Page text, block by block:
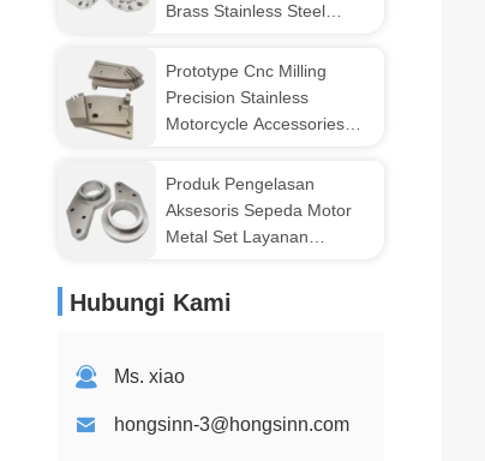
Brass Stainless Steel
Prototype Cnc Milling
Precision Stainless
Motorcycle Accessories
Produk Pengelasan
Aksesoris Sepeda Motor
Metal Set Layanan
Pembuatan
Hubungi Kami
Ms. xiao
hongsinn-3@hongsinn.com